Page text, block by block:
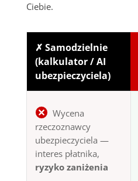
Ciebie.
✗ Samodzielnie
(kalkulator / AI
ubezpieczyciela)
Wycena
rzeczoznawcy
ubezpieczyciela —
interes płatnika,
ryzyko zaniżenia